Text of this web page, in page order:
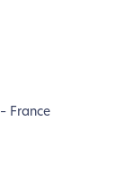
France